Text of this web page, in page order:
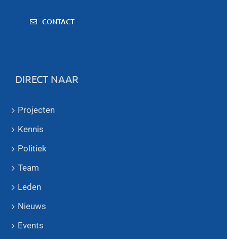
CONTACT
DIRECT NAAR
Projecten
Kennis
Politiek
Team
Leden
Nieuws
Events